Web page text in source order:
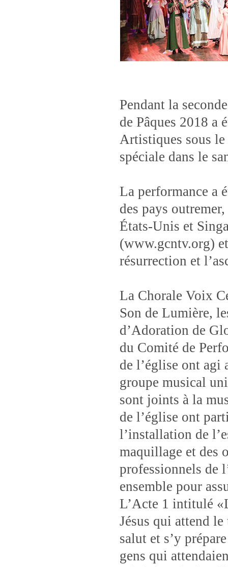
Pendant la
de Pâques 2018 a
Artistiques sous
spéciale dans le
La performance a
des pays
États-Unis et
(www.gcntv.org)
résurrection et
La Chorale Voix
Son de Lumière,
d’Adoration de
du Comité de
de l’église ont agi
groupe musical
sont joints à la
de l’église ont
l’installation de
maquillage et des
professionnels de
ensemble pour
L’Acte 1 intitulé
Jésus qui attend
salut et s’y
gens qui